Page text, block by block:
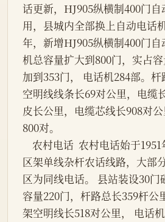
话更新，HJ905纵横制400门
用，县城内全部换上自动电话
年，新增HJ905纵横制400门
机总容量扩大到800门，实占
加到353门， 电话机284部。
空明线线条长69对公里，电缆
皮长公里，电缆芯线长908对
800对。
区架单线杂杆农话线路，大部
区为同线电话。 县站装设30门
容量220门，杆路总长359杆公
架空明线长518对公里， 电话